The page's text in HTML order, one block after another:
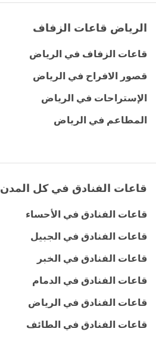
الرياض قاعات الزفاف
قاعات الزفاف في الرياض
قصور الافراح في الرياض
الإستراحات في الرياض
المطاعم في الرياض
قاعات الفنادق في كل المدن
قاعات الفنادق في الأحساء
قاعات الفنادق في الجبيل
قاعات الفنادق في الخبر
قاعات الفنادق في الدمام
قاعات الفنادق في الرياض
قاعات الفنادق في الطائف